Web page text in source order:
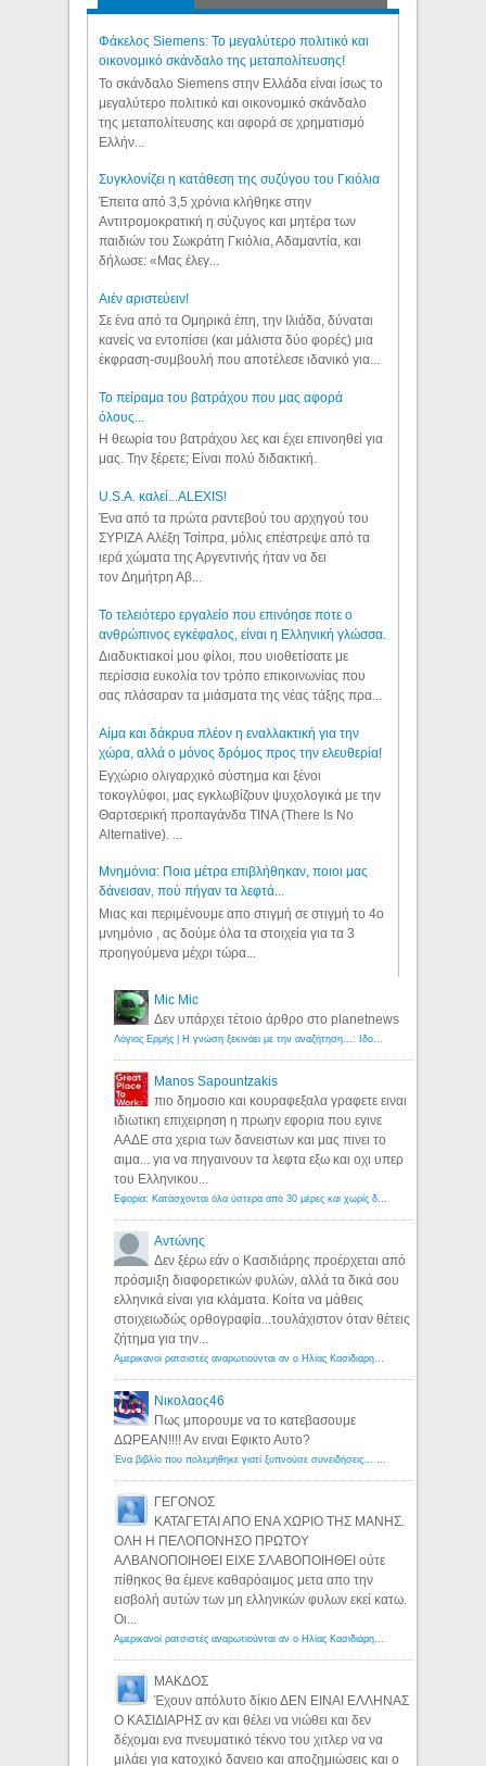
Φάκελος Siemens: Το μεγαλύτερο πολιτικό και
οικονομικό σκάνδαλο της μεταπολίτευσης!
Το σκάνδαλο Siemens στην Ελλάδα είναι ίσως το
μεγαλύτερο πολιτικό και οικονομικό σκάνδαλο
της μεταπολίτευσης και αφορά σε χρηματισμό
Ελλήν...
Συγκλονίζει η κατάθεση της συζύγου του Γκιόλια
Έπειτα από 3,5 χρόνια κλήθηκε στην
Αντιτρομοκρατική η σύζυγος και μητέρα των
παιδιών του Σωκράτη Γκιόλια, Αδαμαντία, και
δήλωσε: «Μας έλεγ...
Aιέν αριστεύειν!
Σε ένα από τα Ομηρικά έπη, την Ιλιάδα, δύναται
κανείς να εντοπίσει (και μάλιστα δύο φορές) μια
έκφραση-συμβουλή που αποτέλεσε ιδανικό για...
Το πείραμα του βατράχου που μας αφορά
όλους...
Η θεωρία του βατράχου λες και έχει επινοηθεί για
μας. Την ξέρετε; Είναι πολύ διδακτική.
U.S.A. καλεί...ALEXIS!
Ένα από τα πρώτα ραντεβού του αρχηγού του
ΣΥΡΙΖΑ Αλέξη Τσίπρα, μόλις επέστρεψε από τα
ιερά χώματα της Αργεντινής ήταν να δει
τον Δημήτρη Αβ...
Το τελειότερο εργαλείο που επινόησε ποτε ο
ανθρώπινος εγκέφαλος, είναι η Ελληνική γλώσσα.
Διαδυκτιακοί μου φίλοι, που υιοθετίσατε με
περίσσια ευκολία τον τρόπο επικοινωνίας που
σας πλάσαραν τα μιάσματα της νέας τάξης πρα...
Αίμα και δάκρυα πλέον η εναλλακτική για την
χώρα, αλλά ο μόνος δρόμος προς την ελευθερία!
Εγχώριο ολιγαρχικό σύστημα και ξένοι
τοκογλύφοι, μας εγκλωβίζουν ψυχολογικά με την
Θαρτσερική προπαγάνδα TINA (There Is No
Alternative). ...
Μνημόνια: Ποια μέτρα επιβλήθηκαν, ποιοι μας
δάνεισαν, πού πήγαν τα λεφτά...
Μιας και περιμένουμε απο στιγμή σε στιγμή το 4ο
μνημόνιο , ας δούμε όλα τα στοιχεία για τα 3
προηγούμενα μέχρι τώρα...
Mic Mic
Δεν υπάρχει τέτοιο άρθρο στο planetnews
Λόγιος Ερμής | Η γνώση ξεκινάει με την αναζήτηση...: Ιδού οι 18 που χρωστούν 11 δις ευρώ!
Manos Sapountzakis
πιο δημοσιο και κουραφεξαλα γραφετε ειναι
ιδιωτικη επιχειρηση η πρωην εφορια που εγινε
ΑΑΔΕ στα χερια των δανειστων και μας πινει το
αιμα... για να πηγαινουν τα λεφτα εξω και οχι υπερ
του Ελληνικου...
Εφορία: Κατάσχονται όλα ύστερα από 30 μέρες και χωρίς δικαστικές αποφάσεις - Λόγιος Ερμής
Αντώνης
Δεν ξέρω εάν ο Κασιδιάρης προέρχεται από
πρόσμιξη διαφορετικών φυλών, αλλά τα δικά σου
ελληνικά είναι για κλάματα. Κοίτα να μάθεις
στοιχειωδώς ορθογραφία...τουλάχιστον όταν θέτεις
ζήτημα για την...
Αμερικανοί ρατσιστές αναρωτιούνται αν ο Ηλίας Κασιδιάρης ανήκει στη λευκή φυλή... - Λόγιος Ερμής
Νικολαος46
Πως μπορουμε να το κατεβασουμε
ΔΩΡΕΑΝ!!!! Αν ειναι Εφικτο Αυτο?
Ένα βιβλίο που πολεμήθηκε γιατί ξυπνούσε συνειδήσεις... - Λόγιος Ερμής | Η γνώση ξεκινάει με την αναζήτηση...
ΓΕΓΟΝΟΣ
ΚΑΤΑΓΕΤΑΙ ΑΠΟ ΕΝΑ ΧΩΡΙΟ ΤΗΣ ΜΑΝΗΣ.
ΟΛΗ Η ΠΕΛΟΠΟΝΗΣΟ ΠΡΩΤΟΥ
ΑΛΒΑΝΟΠΟΙΗΘΕΙ ΕΙΧΕ ΣΛΑΒΟΠΟΙΗΘΕΙ ούτε
πίθηκος θα έμενε καθαρόαιμος μετα απο την
εισβολή αυτών των μη ελληνικών φυλων εκεί κατω.
Οι...
Αμερικανοί ρατσιστές αναρωτιούνται αν ο Ηλίας Κασιδιάρης ανήκει στη λευκή φυλή... - Λόγιος Ερμής
ΜΑΚΔΟΣ
Έχουν απόλυτο δίκιο ΔΕΝ ΕΙΝΑΙ ΕΛΛΗΝΑΣ
Ο ΚΑΣΙΔΙΑΡΗΣ αν και θέλει να νιώθει και δεν
δέχομαι ενα πνευματικό τέκνο του χιτλερ να να
μιλάει για κατοχικό δανειο και αποζημιώσεις και ο